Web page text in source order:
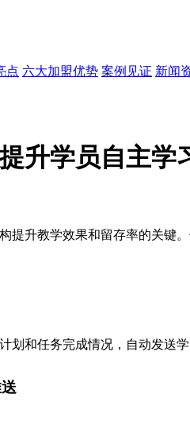
点 六大加盟优势 案例见证 新闻
升学员自主学
提升教学效果和留存率的关键
划和任务完成情况，自动发送